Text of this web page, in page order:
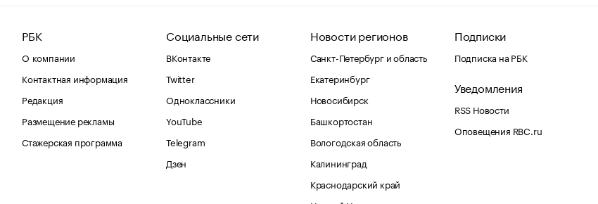
РБК
О компании
Контактная информация
Редакция
Размещение рекламы
Стажерская программа
Социальные сети
ВКонтакте
Twitter
Одноклассники
YouTube
Telegram
Дзен
Новости регионов
Санкт-Петербург и область
Екатеринбург
Новосибирск
Башкортостан
Вологодская область
Калининград
Краснодарский край
Подписки
Подписка на РБК
Уведомления
RSS Новости
Оповещения RBC.ru